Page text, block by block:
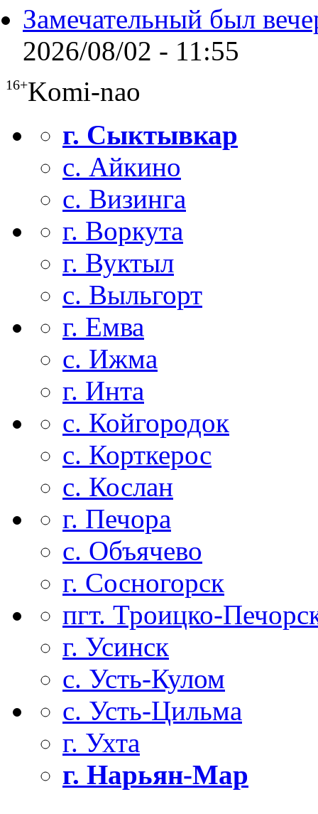
Замечательный был
2026/08/02 - 11:55
16+Komi-nao
г. Сыктывкар
с. Айкино
с. Визинга
г. Воркута
г. Вуктыл
с. Выльгорт
г. Емва
с. Ижма
г. Инта
с. Койгородок
с. Корткерос
с. Кослан
г. Печора
с. Объячево
г. Сосногорск
пгт. Троицко-
г. Усинск
с. Усть-Кулом
с. Усть-Цильма
г. Ухта
г. Нарьян-Мар